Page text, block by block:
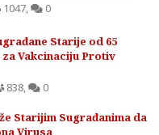
1047, 0
Starije od 65
Vakcinaciju Protiv
838, 0
Starijim Sugrađanima da
Virusa